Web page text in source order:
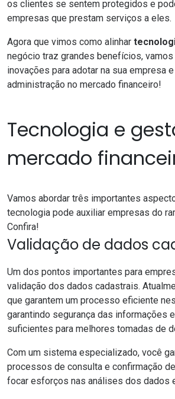
os clientes se sentem protegidos e
empresas que prestam serviços a eles.
Agora que vimos como alinhar
negócio traz grandes benefícios, vamos
inovações para adotar na sua empresa
administração no mercado financeiro!
Tecnologia e
mercado
Vamos abordar três importantes
tecnologia pode auxiliar empresas do
Confira!
Validação de dados
Um dos pontos importantes para
validação dos dados cadastrais.
que garantem um processo eficiente
garantindo segurança das informações
suficientes para melhores tomadas de
Com um sistema especializado, você
processos de consulta e confirmação
focar esforços nas análises dos dados